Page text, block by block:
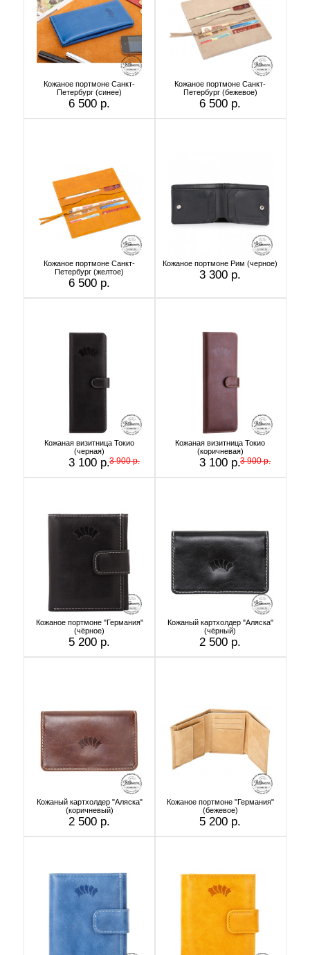
Кожаное портмоне Санкт-
Петербург (синее)
6 500 р.
Кожаное портмоне Санкт-
Петербург (бежевое)
6 500 р.
Кожаное портмоне Санкт-
Петербург (желтое)
6 500 р.
Кожаное портмоне Рим (черное)
3 300 р.
Кожаная визитница Токио
(черная)
3 100 р.3 900 р.
Кожаная визитница Токио
(коричневая)
3 100 р.3 900 р.
Кожаное портмоне "Германия"
(чёрное)
5 200 р.
Кожаный картхолдер "Аляска"
(чёрный)
2 500 р.
Кожаный картхолдер "Аляска"
(коричневый)
2 500 р.
Кожаное портмоне "Германия"
(бежевое)
5 200 р.